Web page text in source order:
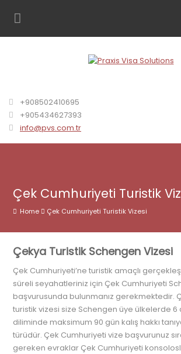
+908502410695
+905434627393
info@pvs.com.tr
Çek Cumhuriyeti Turistik
Home Çek Cumhuriyeti Turistik Vizesi
Çekya Turistik Schengen Vizesi
Çek Cumhuriyeti’ne turistik amaçlı
süreli seyahatleriniz için Çek Cumhuriyeti
başvurusunda bulunmanız gerekmektedir.
turistik vizesi size Schengen üye ülkelerde 6
diliminde maksimum 90 gün kalış hakkı
türüdür. Çek Cumhuriyeti vize başvurunuz
gereken evraklar Çek Cumhuriyeti